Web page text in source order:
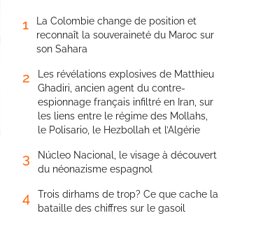
1
La Colombie change de position et
reconnaît la souveraineté du Maroc sur
son Sahara
2
Les révélations explosives de Matthieu
Ghadiri, ancien agent du contre-
espionnage français infiltré en Iran, sur
les liens entre le régime des Mollahs,
le Polisario, le Hezbollah et l’Algérie
3
Núcleo Nacional, le visage à découvert
du néonazisme espagnol
4
Trois dirhams de trop? Ce que cache la
bataille des chiffres sur le gasoil